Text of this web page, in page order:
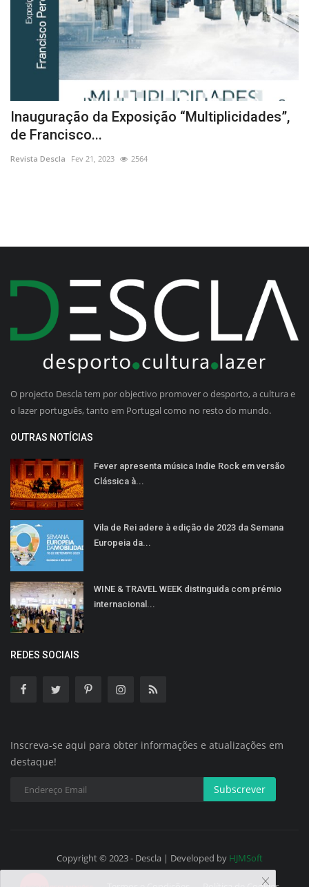
Inauguração da Exposição “Multiplicidades”,
de Francisco...
Revista Descla Fev 21, 2023 2564
O projecto Descla tem por objectivo promover o desporto, a cultura e
o lazer português, tanto em Portugal como no resto do mundo.
OUTRAS NOTÍCIAS
Fever apresenta música Indie Rock em versão
Clássica à...
Vila de Rei adere à edição de 2023 da Semana
Europeia da...
WINE & TRAVEL WEEK distinguida com prémio
internacional...
REDES SOCIAIS
Inscreva-se aqui para obter informações e atualizações em
destaque!
Subscrever
Copyright © 2023 - Descla | Developed by HJMSoft